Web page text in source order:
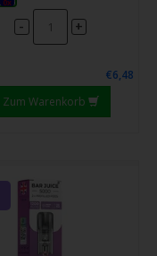
- +
€6,48
Zum Warenkorb